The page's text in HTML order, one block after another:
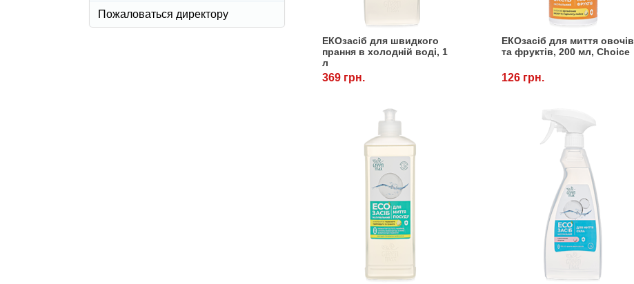
ЕКОзасіб для швидкого
прання в холодній воді, 1
л
369 грн.
ЕКОзасіб для миття овочів
та фруктів, 200 мл, Choice
126 грн.
Пожаловаться директору